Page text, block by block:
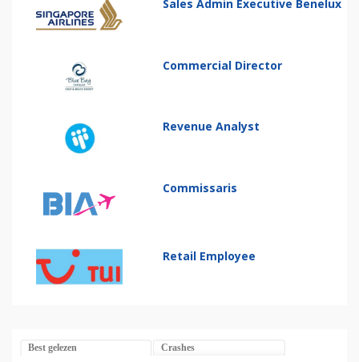
Sales Admin Executive Benelux
Commercial Director
Revenue Analyst
Commissaris
Retail Employee
Best gelezen Crashes